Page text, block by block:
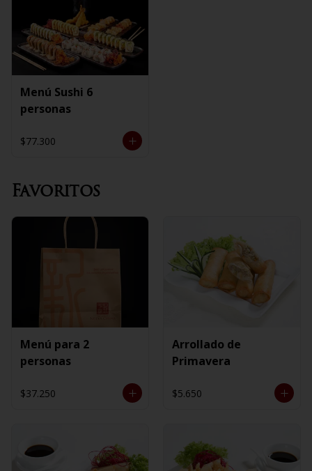
Menú Sushi 6
personas
$77.300
Favoritos
Menú para 2
personas
$37.250
Arrollado de
Primavera
$5.650